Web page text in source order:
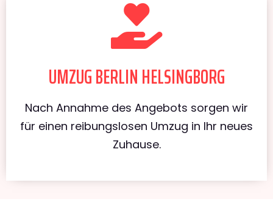
UMZUG BERLIN HELSINGBORG
Nach Annahme des Angebots sorgen wir
für einen reibungslosen Umzug in Ihr neues
Zuhause.